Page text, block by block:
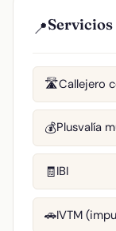
📍Servicios
🛣️Callejero
💰Plusvalía
🧾IBI
🚗IVTM